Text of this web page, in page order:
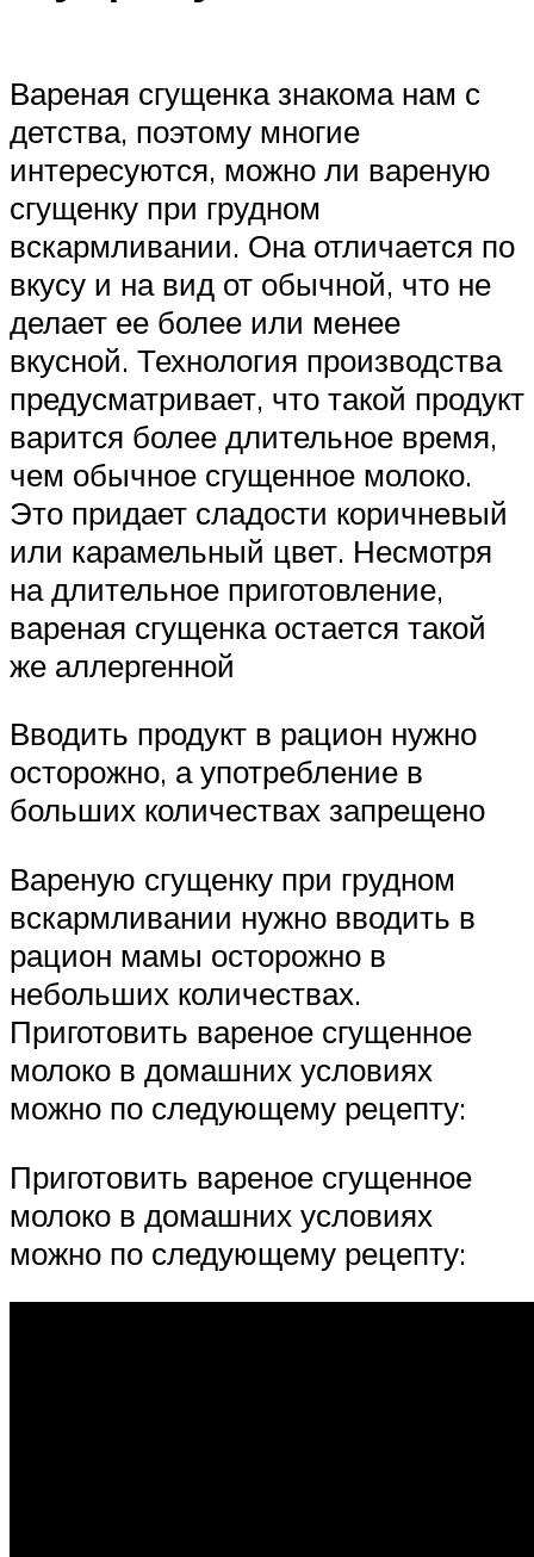
Вареная сгущенка знакома нам с
детства, поэтому многие
интересуются, можно ли вареную
сгущенку при грудном
вскармливании. Она отличается по
вкусу и на вид от обычной, что не
делает ее более или менее
вкусной. Технология производства
предусматривает, что такой продукт
варится более длительное время,
чем обычное сгущенное молоко.
Это придает сладости коричневый
или карамельный цвет. Несмотря
на длительное приготовление,
вареная сгущенка остается такой
же аллергенной
Вводить продукт в рацион нужно
осторожно, а употребление в
больших количествах запрещено
Вареную сгущенку при грудном
вскармливании нужно вводить в
рацион мамы осторожно в
небольших количествах.
Приготовить вареное сгущенное
молоко в домашних условиях
можно по следующему рецепту:
Приготовить вареное сгущенное
молоко в домашних условиях
можно по следующему рецепту: